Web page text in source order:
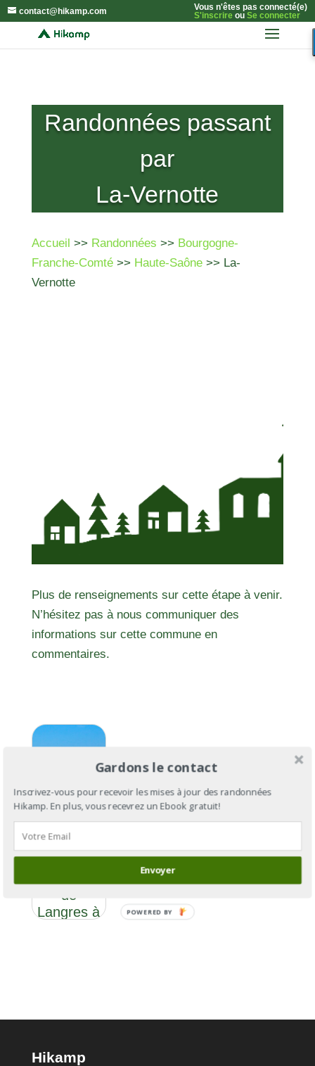
contact@hikamp.com
Vous n'êtes pas connecté(e)
S'inscrireou Se connecter
Randonnées passant
par
La-Vernotte
Accueil >> Randonnées >> Bourgogne-
Franche-Comté>> Haute-Saône>> La-
Vernotte
Plus de renseignements sur cette étape à venir.
N’hésitez pas à nous communiquer des
informations sur cette commune en
commentaires.
Via
Francigena
de
Langres à
Hikamp
Gardons le contact
Inscrivez-vous pour recevoir les mises à jour des randonnées
Hikamp. En plus, vous recevrez un Ebook gratuit!
Envoyer
POWERED BY